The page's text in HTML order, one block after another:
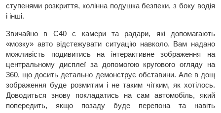
ступенями розкриття, колінна подушка безпеки, з боку водія
і інші.
Звичайно в C40 є камери та радари, які допомагають
«мозку» авто відстежувати ситуацію навколо. Вам надано
можливість подивитись на інтерактивне зображення на
центральному дисплеї за допомогою кругового огляду на
360, що досить детально демонструє обставини. Але в дощ
зображення буде розмитим і не таким чітким, як хотілось.
Доводиться знову покладатись на сам автомобіль, який
попередить, якщо позаду буде перепона та навіть